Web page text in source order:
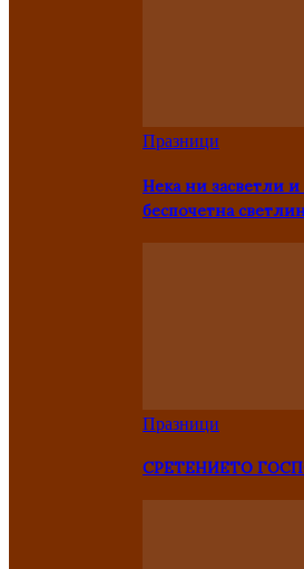
Празници
Нека ни засветли
беспочетна
Празници
СРЕТЕНИЕТО